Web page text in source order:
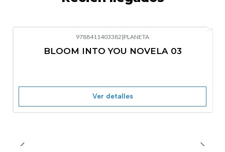
Nuevo
9788411403382 |PLANETA
BLOOM INTO YOU NOVELA 03
Ver detalles